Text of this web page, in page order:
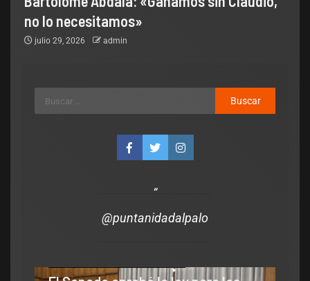
no lo necesitamos»
julio 29, 2026 admin
@puntanidadalpalo